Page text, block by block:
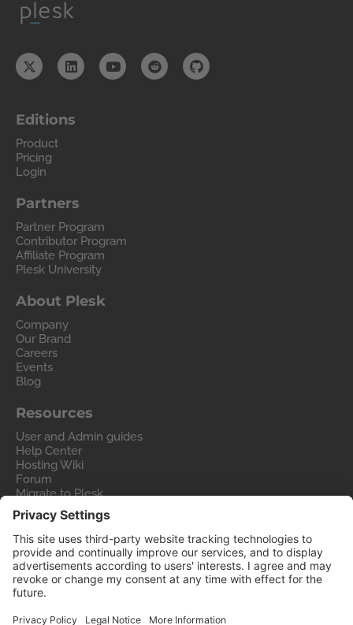
Editions
Product
Pricing
Login
Partners
Partner Program
Contributor Program
Affiliate Program
Plesk University
About Plesk
Company
Our Brand
Careers
Events
Blog
Resources
User and Admin guides
Help Center
Hosting Wiki
Forum
Migrate to Plesk
Contact Us
Legal
Privacy Policy
Imprint
Legal